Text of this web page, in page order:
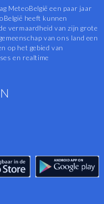
MeteoBelgië een paar jaar
heeft kunnen
vermaardheid van zijn grote
van ons land een
op het gebied van
en realtime